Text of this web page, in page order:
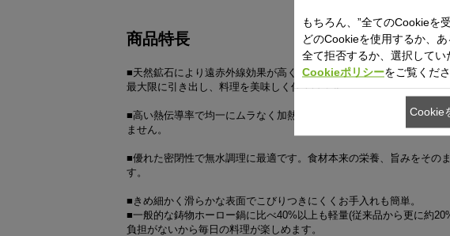
商品特長
■天然鉱石により遠赤外線効果が高く、加熱効果が良く、食材の色、香
最大限に引き出し、料理を美味しく仕上げます。
■高い熱伝導率で均一にムラなく加熱ができ、蓄熱性も高いので食材
ません。
■優れた密閉性で無水調理に最適です。食材本来の栄養、旨みをその
す。
■きめ細かく滑らかな表面でこびりつきにくくお手入れも簡単。
■一般的な鋳物ホーロー鍋に比べ40%以上も軽量(従来品から更に約
負担がないから毎日の料理が楽しめます。
もちろん、”全てのCookieを
どのCookieを使用するか、
全て拒否するか、選択して
Cookieポリシーをご覧くださ
Cookie